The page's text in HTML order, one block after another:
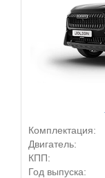
Комплектация:
Двигатель:
КПП:
Год выпуска: